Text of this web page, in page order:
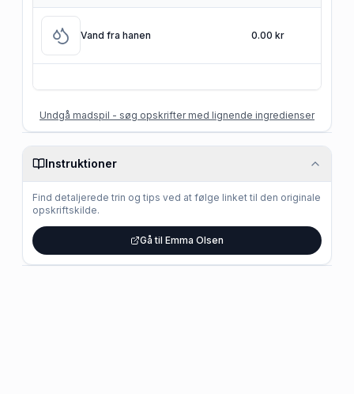
Vand fra hanen 0.00 kr
Undgå madspil - søg opskrifter med lignende ingredienser
Instruktioner
Find detaljerede trin og tips ved at følge linket til den originale
opskriftskilde.
Gå til Emma Olsen